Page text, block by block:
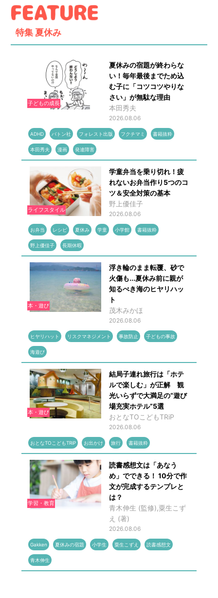
特集 夏休み
子どもの成長
夏休みの宿題が終わらな
い！毎年最後までため込
む子に「コツコツやりな
さい」が無駄な理由
本田秀夫
2026.08.06
ADHD バトン社 フォレスト出版 フクチマミ 書籍抜粋
本田秀夫 漫画 発達障害
ライフスタイル
学童弁当を乗り切れ！疲
れないお弁当作り5つのコ
ツ＆安全対策の基本
野上優佳子
2026.08.06
お弁当 レシピ 夏休み 学童 小学館 書籍抜粋
野上優佳子 長期休暇
本・遊び
浮き輪のまま転覆、砂で
火傷も...夏休み前に親が
知るべき海のヒヤリハッ
ト
茂木みかほ
2026.08.06
ヒヤリハット リスクマネジメント 事故防止 子どもの事故
海遊び
本・遊び
結局子連れ旅行は「ホテ
ルで楽しむ」が正解 観
光いらずで大満足の“遊び
場充実ホテル”5選
おとなTOこどもTRiP
2026.08.06
おとなTOこどもTRiP お出かけ 旅行 書籍抜粋
学習・教育
読書感想文は「あなう
め」でできる！ 10分で作
文が完成するテンプレと
は？
青木伸生 (監修),粟生こず
え (著)
2026.08.06
Gakken 夏休みの宿題 小学生 粟生こずえ 読書感想文
青木伸生